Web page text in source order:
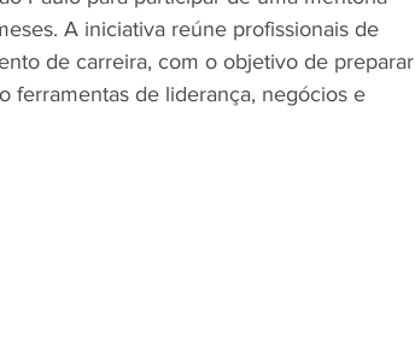
A iniciativa reúne profissionais de
de carreira, com o objetivo de preparar
ferramentas de liderança, negócios e